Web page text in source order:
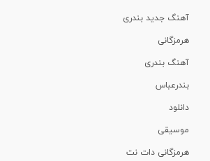
آهنگ جدید بندری
هرمزگانی
آهنگ بندری
بندرعباس
دانلود
موسیقی
هرمزگانی دات نت